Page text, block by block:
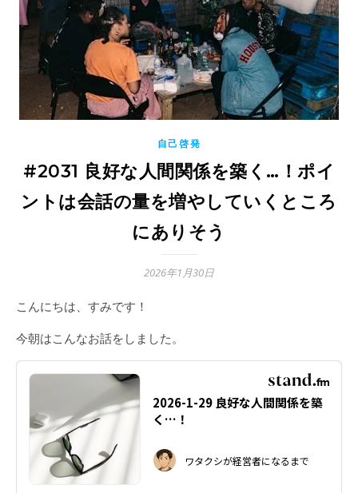
自己啓発
#2031 良好な人間関係を築く…！ポイ
ントは会話の量を増やしていくところ
にありそう
2026年1月30日
こんにちは、すみです！
今朝はこんなお話をしました。